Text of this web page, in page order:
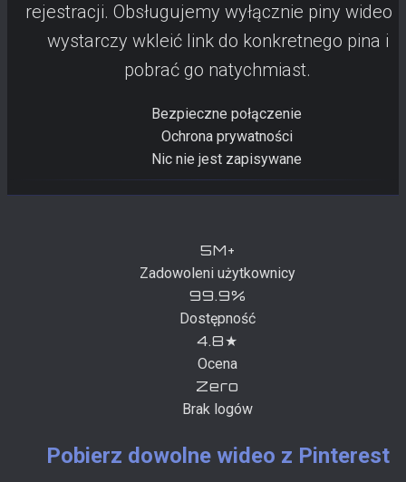
rejestracji. Obsługujemy wyłącznie piny wideo
wystarczy wkleić link do konkretnego pina i
pobrać go natychmiast.
Bezpieczne połączenie
Ochrona prywatności
Nic nie jest zapisywane
5M+
Zadowoleni użytkownicy
99.9%
Dostępność
4.8★
Ocena
Zero
Brak logów
Pobierz dowolne wideo z Pinterest